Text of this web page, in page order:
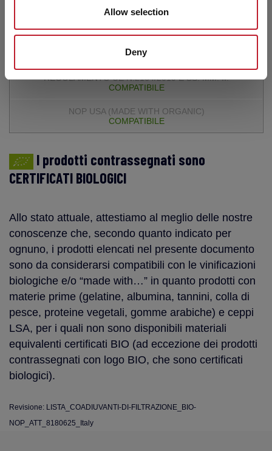
Allow selection
Deny
COMPATIBILE
COMPATIBILE
I prodotti contrassegnati sono
CERTIFICATI BIOLOGICI
Allo stato attuale, attestiamo al meglio delle nostre
conoscenze che, secondo quanto indicato per
ognuno, i prodotti elencati nel presente documento
sono da considerarsi compatibili con le vinificazioni
biologiche e/o “made with…” in quanto prodotti con
materie prime (gelatine, albumina, tannini, colla di
pesce, proteine vegetali, gomme arabiche) e ceppi
LSA, per i quali non sono disponibili materiali
equivalenti certificati BIO (ad eccezione dei prodotti
contrassegnati con logo BIO, che sono certificati
biologici).
Revisione: LISTA_COADIUVANTI-DI-FILTRAZIONE_BIO-
NOP_ATT_8180625_Italy